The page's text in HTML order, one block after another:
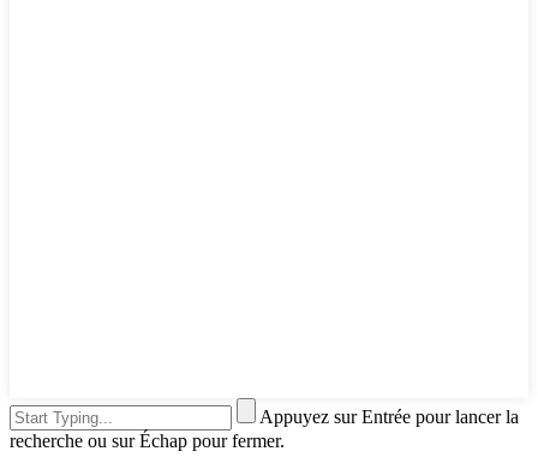
Appuyez sur Entrée pour lancer la
recherche ou sur Échap pour fermer.